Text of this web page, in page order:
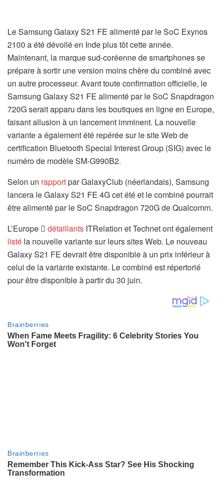
Le Samsung Galaxy S21 FE alimenté par le SoC Exynos
2100 a été dévoilé en Inde plus tôt cette année.
Maintenant, la marque sud-coréenne de smartphones se
prépare à sortir une version moins chère du combiné avec
un autre processeur. Avant toute confirmation officielle, le
Samsung Galaxy S21 FE alimenté par le SoC Snapdragon
720G serait apparu dans les boutiques en ligne en Europe,
faisant allusion à un lancement imminent. La nouvelle
variante a également été repérée sur le site Web de
certification Bluetooth Special Interest Group (SIG) avec le
numéro de modèle SM-G990B2.
Selon un rapportpar GalaxyClub (néerlandais), Samsung
lancera le Galaxy S21 FE 4G cet été et le combiné pourrait
être alimenté par le SoC Snapdragon 720G de Qualcomm.
L’Europe  détaillants ITRelation et Technet ont également
listé la nouvelle variante sur leurs sites Web. Le nouveau
Galaxy S21 FE devrait être disponible à un prix inférieur à
celui de la variante existante. Le combiné est répertorié
pour être disponible à partir du 30 juin.